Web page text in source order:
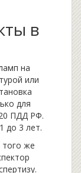
в
на
или
для
ПДД РФ.
до 3 лет.
же